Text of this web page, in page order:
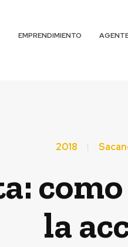
EMPRENDIMIENTO
2018
la